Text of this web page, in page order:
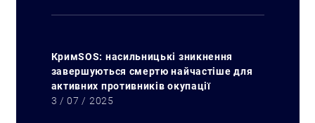
КримSOS: насильницькі зникнення
завершуються смертю найчастіше для
активних противників окупації
3 / 07 / 2025